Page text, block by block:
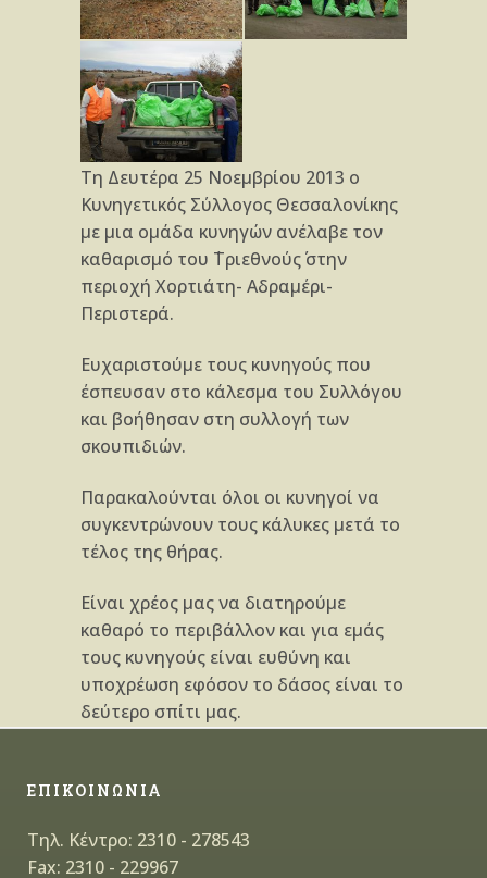
Τη Δευτέρα 25 Νοεμβρίου 2013 ο
Κυνηγετικός Σύλλογος Θεσσαλονίκης
με μια ομάδα κυνηγών ανέλαβε τον
καθαρισμό του ΄Τριεθνούς΄ στην
περιοχή Χορτιάτη- Αδραμέρι-
Περιστερά.
Ευχαριστούμε τους κυνηγούς που
έσπευσαν στο κάλεσμα του Συλλόγου
και βοήθησαν στη συλλογή των
σκουπιδιών.
Παρακαλούνται όλοι οι κυνηγοί να
συγκεντρώνουν τους κάλυκες μετά το
τέλος της θήρας.
Είναι χρέος μας να διατηρούμε
καθαρό το περιβάλλον και για εμάς
τους κυνηγούς είναι ευθύνη και
υποχρέωση εφόσον το δάσος είναι το
δεύτερο σπίτι μας.
ΕΠΙΚΟΙΝΩΝΙΑ
Τηλ. Κέντρο: 2310 - 278543
Fax: 2310 - 229967